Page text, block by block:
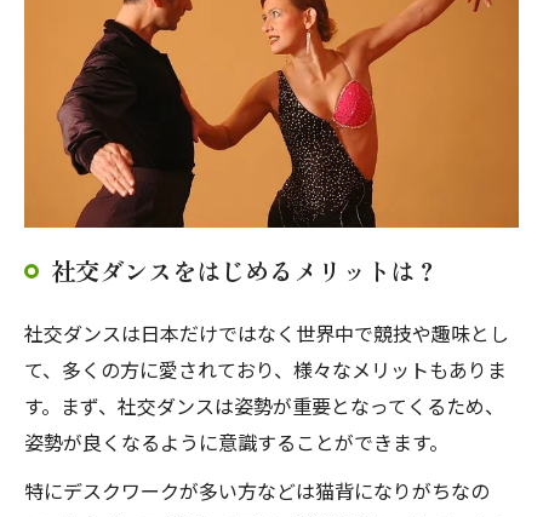
社交ダンスをはじめるメリットは？
社交ダンスは日本だけではなく世界中で競技や趣味とし
て、多くの方に愛されており、様々なメリットもありま
す。まず、社交ダンスは姿勢が重要となってくるため、
姿勢が良くなるように意識することができます。
特にデスクワークが多い方などは猫背になりがちなの